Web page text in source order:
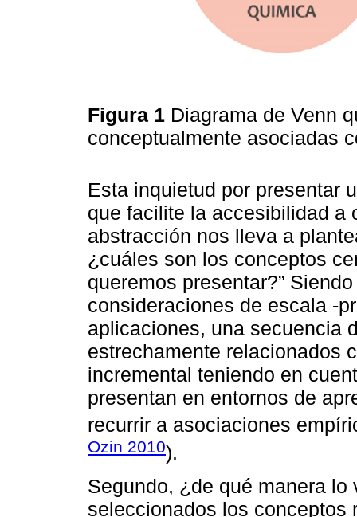
Figura 1 Diagrama de Venn
conceptualmente asociadas
Esta inquietud por presentar
que facilite la accesibilidad a
abstracción nos lleva a
¿cuáles son los conceptos
queremos presentar?”
consideraciones de escala -
aplicaciones, una secuencia
estrechamente relacionados
incremental teniendo en
presentan en entornos de
recurrir a asociaciones
Ozin 2010).
Segundo, ¿de qué manera
seleccionados los conceptos